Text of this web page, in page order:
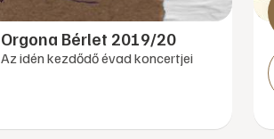
Orgona Bérlet 2019/20
Az idén kezdődő évad koncertjei